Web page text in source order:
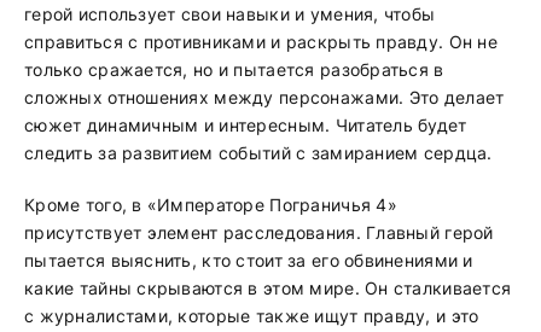
герой использует свои навыки и умения, чтобы
справиться с противниками и раскрыть правду. Он не
только сражается, но и пытается разобраться в
сложных отношениях между персонажами. Это делает
сюжет динамичным и интересным. Читатель будет
следить за развитием событий с замиранием сердца.
Кроме того, в «Императоре Пограничья 4»
присутствует элемент расследования. Главный герой
пытается выяснить, кто стоит за его обвинениями и
какие тайны скрываются в этом мире. Он сталкивается
с журналистами, которые также ищут правду, и это